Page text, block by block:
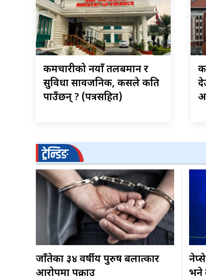
कर्मचारीको नयाँ तलबमान र
सुविधा सार्वजनिक, कसले कति
पाउँछन् ? (पत्रसहित)
ट्रेन्डिङ
जाँतेका ३४ वर्षीय पुरुष बलात्कार
आरोपमा पक्राउ
भने